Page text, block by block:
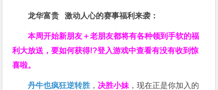
龙华富贵 激动人心的赛事福利来袭：
本周开始新朋友＋老朋友都将有各种领到手软的福
利大放送，要如何获得!?登入游戏中查看有没有收到惊
喜啦。
丹牛也疯狂逆转胜 ， 决胜小妹 ，现在正是你加入的